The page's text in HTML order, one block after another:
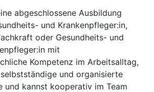
abgeschlossene Ausbildung
und Krankenpfleger:in,
oder Gesundheits- und
mit
Kompetenz im Arbeitsalltag,
und organisierte
und kannst kooperativ im Team